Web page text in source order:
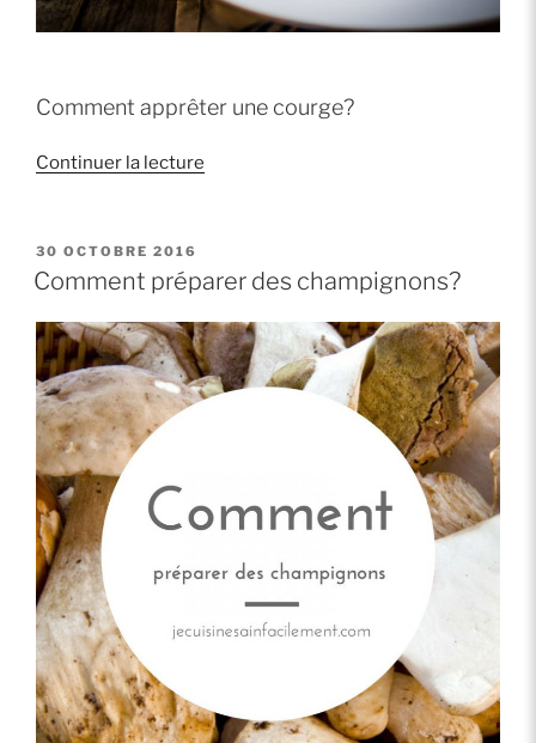
Comment apprêter une courge?
Continuer la lecture
soupe
la
courge? »
PUBLIÉ
LE
30 OCTOBRE 2016
Comment préparer des champignons?